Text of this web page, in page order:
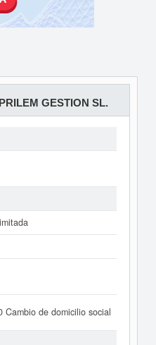
GESTION SL.
Cambio de domicilio social